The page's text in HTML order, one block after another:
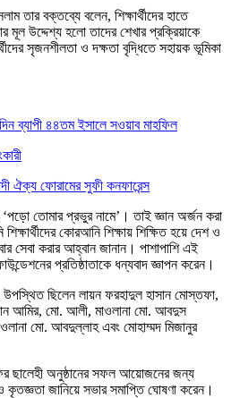
তার বক্তব্যে বলেন, শিক্ষার্থীদের হাতে
মূল উদ্দেশ্য হলো তাদের শেখার প্রক্রিয়াকে
সৃজনশীলতা ও দক্ষতা বৃদ্ধিতে সহায়ক ভূমিকা
ব্যাপী ৪৪তম ইসালে সওয়াব মাহফিল
ঐক্য ফোরামের সুফী কনফারেন্স
তোমার প্রভুর নামে’। তাই জ্ঞান অর্জন করা
কোরআনি শিক্ষায় শিক্ষিত হয়ে দেশ ও
সেবা করার আহ্বান জানান। পাশাপাশি এই
প্রতিষ্ঠাতাকে ধন্যবাদ জ্ঞাপন করেন।
উপস্থিত ছিলেন লায়ন ফরহাদুল হাসান মোস্তফা,
আমির, মো. আলী, মাওলানা মো. আবদুস
মো. আবদুল্লাহ এবং মোহাম্মদ মিজানুর
ছালেহী অনুষ্ঠানের সফল আয়োজনের জন্য
জানিয়ে সভার সমাপ্তি ঘোষণা করেন।